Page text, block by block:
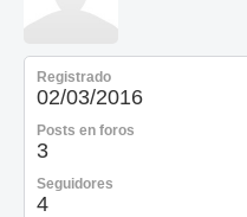
Registrado
02/03/2016
Posts en foros
3
Seguidores
4